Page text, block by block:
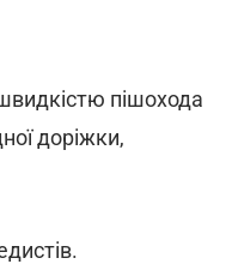
пішохода
доріжки,